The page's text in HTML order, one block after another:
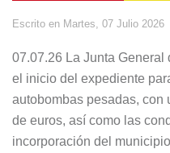
Escrito en Martes, 07 Julio 2026
07.07.26 La Junta
el inicio del expediente
autobombas pesadas, con
de euros, así como las
incorporación del